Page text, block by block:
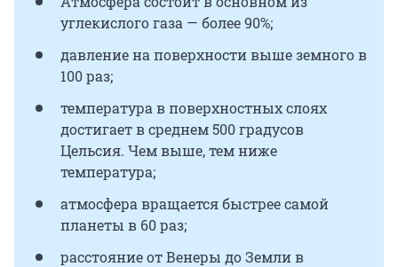
углекислого газа — более 90%;
давление на поверхности выше земного в
100 раз;
температура в поверхностных слоях
достигает в среднем 500 градусов
Цельсия. Чем выше, тем ниже
температура;
атмосфера вращается быстрее самой
планеты в 60 раз;
расстояние от Венеры до Земли в